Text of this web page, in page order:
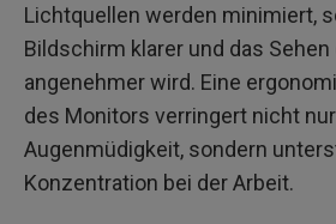
Lichtquellen werden minimiert,
Bildschirm klarer und das
angenehmer wird. Eine
des Monitors verringert nicht
Augenmüdigkeit, sondern
Konzentration bei der Arbeit.